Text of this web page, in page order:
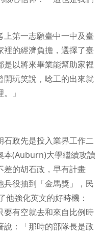
上第一志願臺中一中及臺
的經濟負擔，選擇了臺
以將來畢業能幫助家裡
開玩笑說，唸工的出來就
」
政先是投入業界工作二
本(Auburn)大學繼續攻讀
差的胡石政，早有計畫
兵役抽到「金馬獎」，民
他強化英文的好時機：
要有空就去和來自比例時
說：「那時的部隊長是政